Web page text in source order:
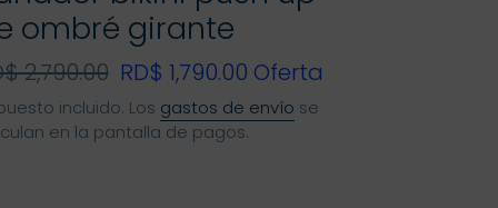
ombré girante
2,790.00 Precio
de
oferta
RD$ 1,790.00 Oferta
incluido. Los gastos de envío se
en la pantalla de pagos.